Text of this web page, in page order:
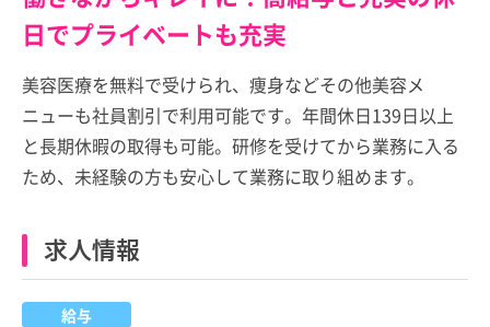
日でプライベートも充実
美容医療を無料で受けられ、痩身などその他美容メ
ニューも社員割引で利用可能です。年間休日139日以上
と長期休暇の取得も可能。研修を受けてから業務に入る
ため、未経験の方も安心して業務に取り組めます。
求人情報
給与